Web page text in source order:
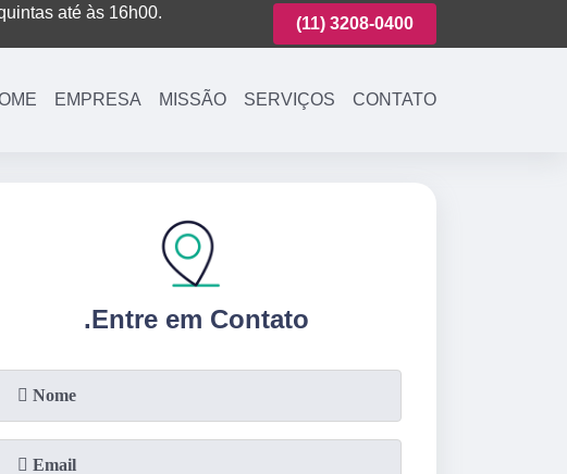
até às 16h00.
0400 (11)3221-7003 (11) 3208-0400
EMPRESA MISSÃO SERVIÇOS CONTATO
.Entre em Contato